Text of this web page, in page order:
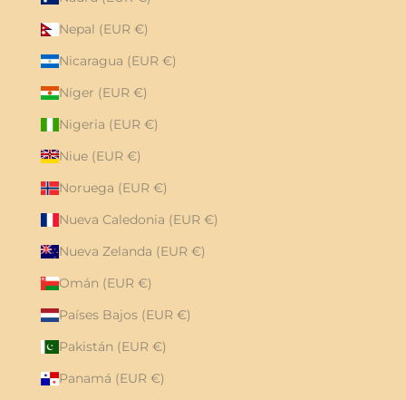
Nepal (EUR €)
Nicaragua (EUR €)
Níger (EUR €)
Nigeria (EUR €)
Niue (EUR €)
Noruega (EUR €)
Nueva Caledonia (EUR €)
Nueva Zelanda (EUR €)
Omán (EUR €)
Países Bajos (EUR €)
Pakistán (EUR €)
Panamá (EUR €)